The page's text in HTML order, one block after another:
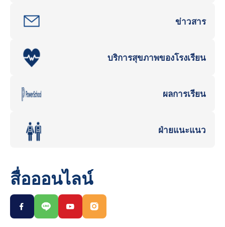
ข่าวสาร
บริการสุขภาพของโรงเรียน
ผลการเรียน
ฝ่ายแนะแนว
สื่อออนไลน์